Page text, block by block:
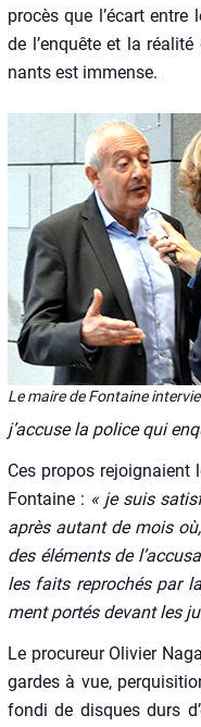
pro­cès que l’écart
de l’en­quête et la
nants est immense.
Le maire de Fon­taine
j’accuse la police qui
Ces pro­pos rejoi­gnaient
Fon­taine : « je suis
après autant de mois
des élé­ments de
les faits repro­chés par
ment por­tés devant les
Le pro­cu­reur Oli­vier
gardes à vue,
fon­di de disques durs